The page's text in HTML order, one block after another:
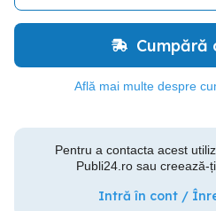
Cumpără
Află mai multe despre
Pentru a contacta acest
Publi24.ro sau creează-
Intră în cont /